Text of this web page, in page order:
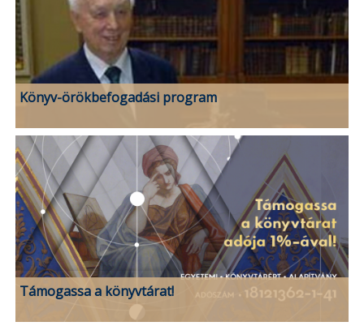
Könyv-örökbefogadási program
Támogassa a könyvtárat!